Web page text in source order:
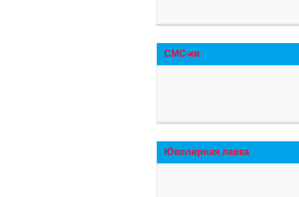
СМС-ки
Ювелирная лавка